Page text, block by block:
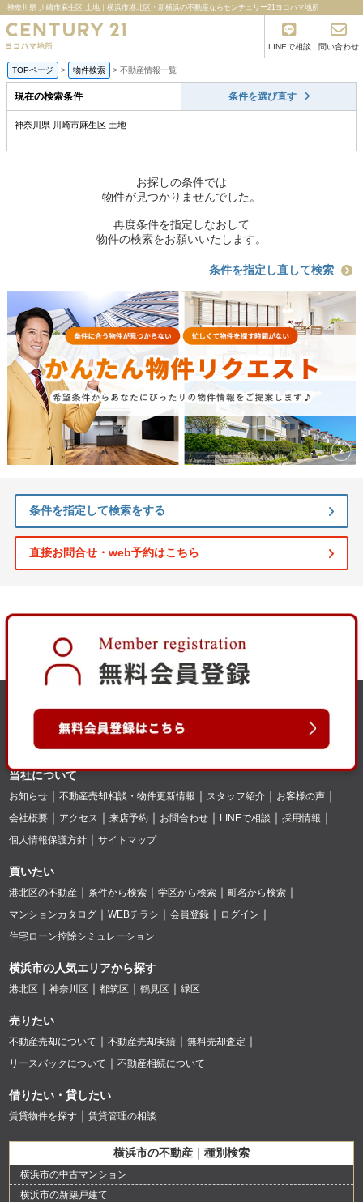
神奈川県 川崎市麻生区 土地｜横浜市港北区・新横浜の不動産ならセンチュリー21ヨコハマ地所
LINEで相談 問い合わせ
TOPページ > 物件検索 > 不動産情報一覧
現在の検索条件 条件を選び直す
神奈川県 川崎市麻生区 土地
お探しの条件では
物件が見つかりませんでした。
再度条件を指定しなおして
物件の検索をお願いいたします。
条件を指定し直して検索
条件を指定して検索をする
直接お問合せ・web予約はこちら
当社について
お知らせ 不動産売却相談・物件更新情報 スタッフ紹介
お客様の声
会社概要
アクセス 来店予約 お問合わせ LINEで相談
採用情報
個人情報保護方針
サイトマップ
買いたい
港北区の不動産 条件から検索 学区から検索
町名から検索
マンションカタログ
WEBチラシ 会員登録
ログイン
住宅ローン控除シミュレーション
横浜市の人気エリアから探す
港北区 神奈川区 都筑区 鶴見区 緑区
売りたい
不動産売却について 不動産売却実績
無料売却査定
リースバックについて
不動産相続について
借りたい・貸したい
賃貸物件を探す 賃貸管理の相談
横浜市の不動産｜種別検索
横浜市の中古マンション
横浜市の新築戸建て